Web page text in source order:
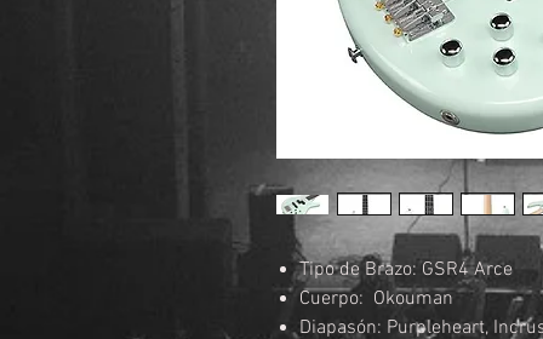
Tipo de Brazo: GSR4 Arce
Cuerpo: Okouman
Diapasón: Purpleheart,